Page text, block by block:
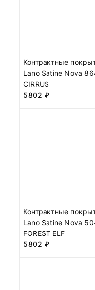
Контрактные
Lano Satine Nova
CIRRUS
5802 ₽
Контрактные
Lano Satine Nova
FOREST ELF
5802 ₽